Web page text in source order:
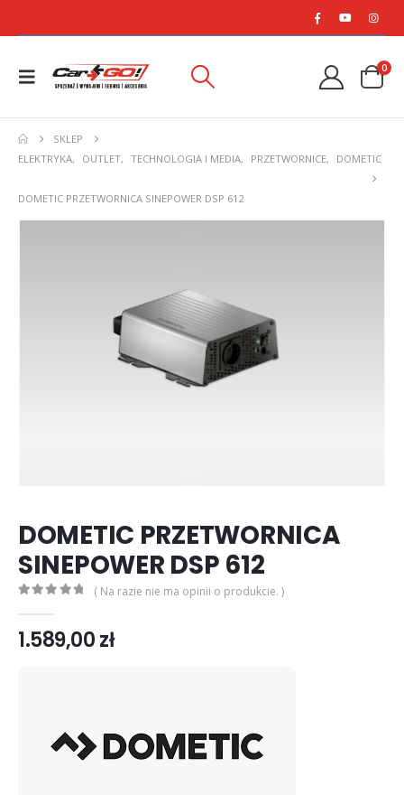
0
SKLEP
ELEKTRYKA, OUTLET, TECHNOLOGIA I MEDIA, PRZETWORNICE, DOMETIC
DOMETIC PRZETWORNICA SINEPOWER DSP 612
DOMETIC PRZETWORNICA
SINEPOWER DSP 612
( Na razie nie ma opinii o produkcie. )
1.589,00zł